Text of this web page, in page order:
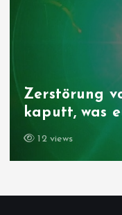
Folgen der
trifft
13 views